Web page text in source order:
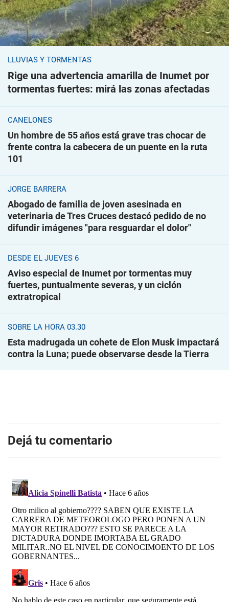
LLUVIAS Y TORMENTAS
Rige una advertencia amarilla de Inumet por
tormentas fuertes: mirá las zonas afectadas
CANELONES
Un hombre de 55 años está grave tras chocar de
frente contra la cabecera de un puente en la ruta
101
JORGE BARRERA
Abogado de familia de joven asesinada en
veterinaria de Tres Cruces destacó pedido de no
difundir imágenes "para resguardar el dolor"
DESDE EL JUEVES 6
Aviso especial de Inumet por tormentas muy
fuertes, puntualmente severas, y un ciclón
extratropical
SOBRE LA HORA 03.30
Esta madrugada un cohete de Elon Musk impactará
contra la Luna; puede observarse desde la Tierra
Dejá tu comentario